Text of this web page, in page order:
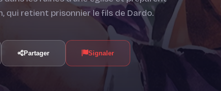
qui retient prisonnier le fils de Dardo.
Partager Signaler